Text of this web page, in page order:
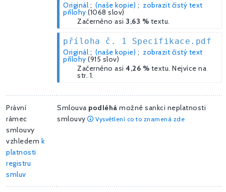
Originál ; (naše kopie) ; zobrazit čistý text
přílohy (1068 slov)
Začerněno asi 3,63 % textu.
příloha č. 1 Specifikace.pdf
Originál ; (naše kopie) ; zobrazit čistý text
přílohy (915 slov)
Začerněno asi 4,26 % textu. Nejvíce na
str. 1.
Právní
rámec
smlouvy
vzhledem k
platnosti
registru
smluv
Smlouva podléhá možné sankci neplatnosti
smlouvy
Vysvětlení co to znamená zde